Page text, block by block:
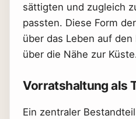
sättigten und zugleich
passten. Diese Form
über das Leben auf
über die Nähe zur
Vorratshaltung als
Ein zentraler